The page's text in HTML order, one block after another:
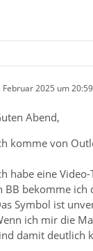
Februar 2025 um 20:59
Abend,
komme von
habe eine
BB bekomme ich
Symbol ist
ich mir die
damit deutlich